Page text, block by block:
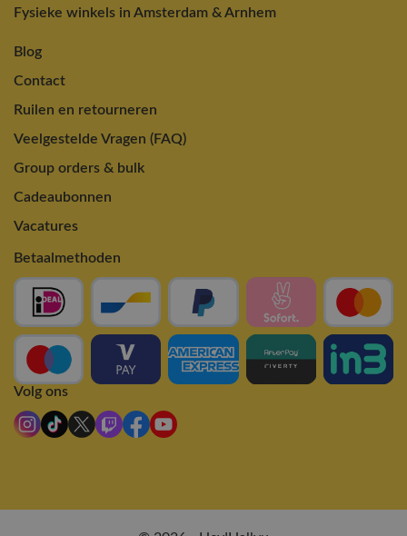
Fysieke winkels in Amsterdam & Arnhem
Blog
Contact
Ruilen en retourneren
Veelgestelde Vragen (FAQ)
Group orders & bulk
Cadeaubonnen
Vacatures
Betaalmethoden
Volg ons